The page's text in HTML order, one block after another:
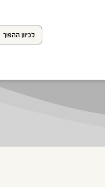
לכיוון ההפוך